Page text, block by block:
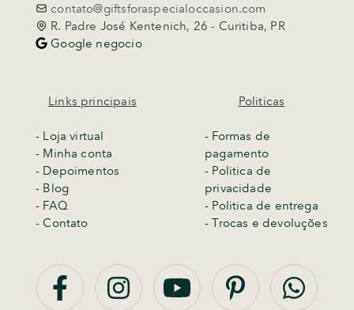
contato@giftsforaspecialoccasion.com
R. Padre José Kentenich, 26 - Curitiba, PR
Google negocio
Links principais
- Loja virtual
- Minha conta
- Depoimentos
- Blog
- FAQ
- Contato
Politicas
- Formas de
pagamento
- Politica de
privacidade
- Politica de entrega
-Trocas e devoluções